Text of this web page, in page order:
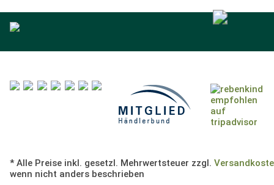
* Alle Preise inkl. gesetzl. Mehrwertsteuer zzgl.
wenn nicht anders beschrieben